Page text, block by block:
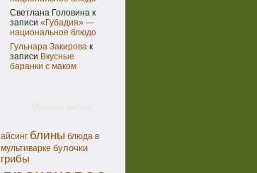
Светлана Головина к
записи «Губадия» —
национальное блюдо
Гульнара Закирова к
записи Вкусные
баранки с маком
айсинг блины блюда в
мультиварке булочки
грибы